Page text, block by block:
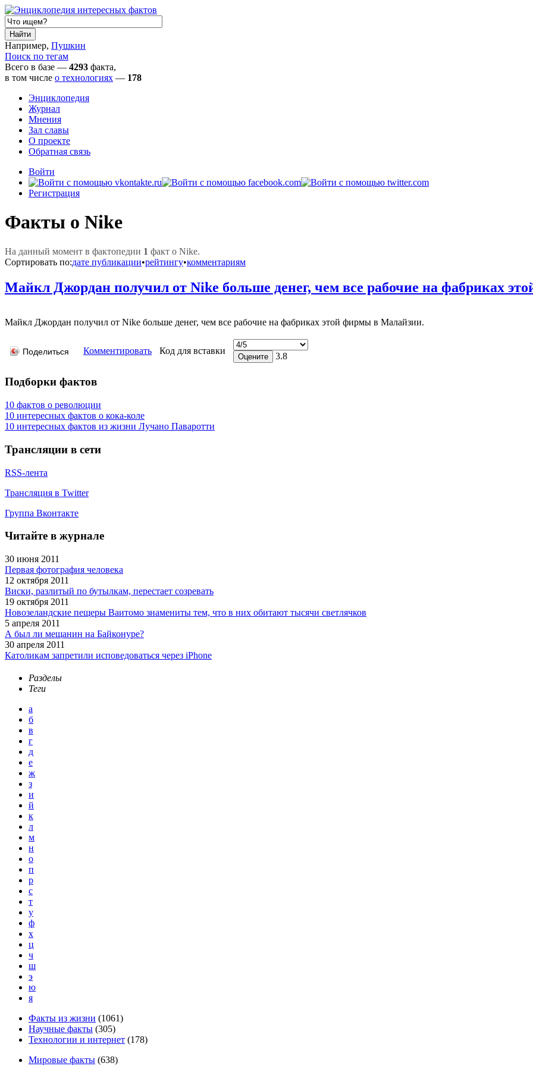
Например, Пушкин
Поиск по тегам
Всего в базе — 4293 факта,
в том числе о технологиях — 178
Энциклопедия
Журнал
Мнения
Зал славы
О проекте
Обратная связь
Войти
Регистрация
Факты о Nike
На данный момент в фактопедии 1 факт о Nike.
Сортировать по:дате публикации•рейтингу•комментариям
Майкл Джордан получил от Nike больше денег, чем все рабочие на фабриках
Майкл Джордан получил от Nike больше денег, чем все рабочие на фабриках этой фирмы в Малайзии.
Поделиться Комментировать Код для вставки
3.8
Подборки фактов
10 фактов о революции
10 интересных фактов о кока-коле
10 интересных фактов из жизни Лучано Паваротти
Трансляции в сети
RSS-лента
Трансляция в Twitter
Группа Вконтакте
Читайте в журнале
30 июня 2011
Первая фотография человека
12 октября 2011
Виски, разлитый по бутылкам, перестает созревать
19 октября 2011
Новозеландские пещеры Ваитомо знамениты тем, что в них обитают тысячи светлячков
5 апреля 2011
А был ли мещанин на Байконуре?
30 апреля 2011
Католикам запретили исповедоваться через iPhone
Разделы
Теги
а
б
в
г
д
е
ж
з
и
й
к
л
м
н
о
п
р
с
т
у
ф
х
ц
ч
ш
э
ю
я
Факты из жизни (1061)
Научные факты (305)
Технологии и интернет (178)
Мировые факты (638)